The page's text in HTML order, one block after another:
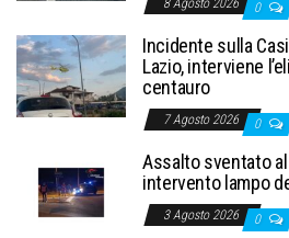
8 Agosto 2026 0
Incidente sulla
Lazio, interviene
centauro
7 Agosto 2026 0
Assalto sventato
intervento lampo
3 Agosto 2026 0